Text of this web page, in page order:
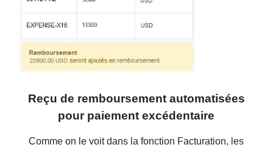
Reçu de remboursement automatisées
pour paiement excédentaire
Comme on le voit dans la fonction Facturation, les